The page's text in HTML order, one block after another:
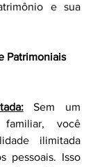
e sua
Patrimoniais
Sem um
você
ilimitada
pessoais. Isso